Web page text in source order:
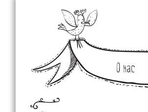
О нас